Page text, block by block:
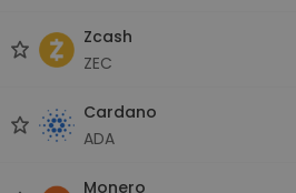
Zcash
ZEC
Cardano
ADA
Monero